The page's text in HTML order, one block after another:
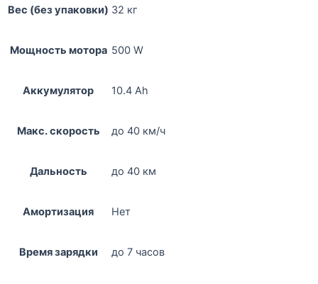
Вес (без упаковки) 32 кг
Мощность мотора 500 W
Аккумулятор 10.4 Ah
Макс. скорость до 40 км/ч
Дальность до 40 км
Амортизация Нет
Время зарядки до 7 часов